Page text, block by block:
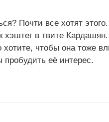
Почти все хотят
хэштег в твите
чтобы она тоже
пробудить её интерес.